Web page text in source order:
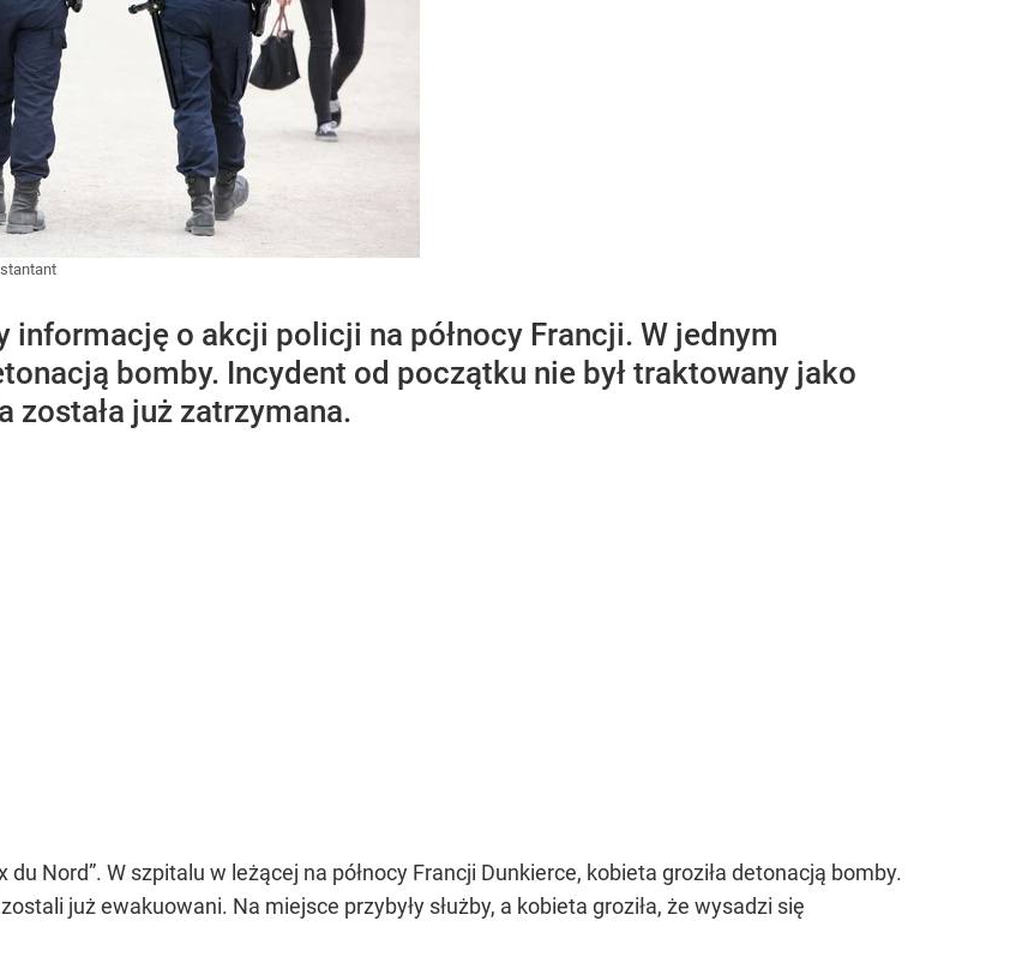
informację o akcji policji na północy Francji. W jednym
bomby. Incydent od początku nie był traktowany jako
została już zatrzymana.
du Nord”. W szpitalu w leżącej na północy Francji Dunkierce, kobieta groziła detonacją bomby.
już ewakuowani. Na miejsce przybyły służby, a kobieta groziła, że wysadzi się